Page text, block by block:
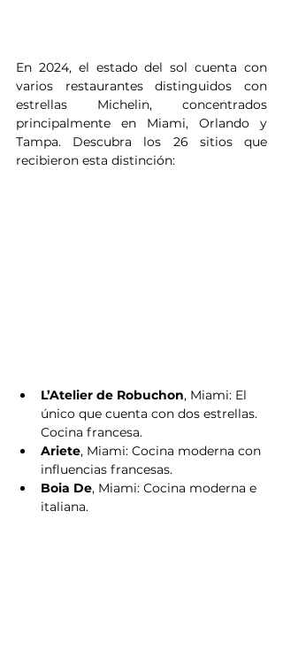
En 2024, el estado del sol cuenta con
varios restaurantes distinguidos con
estrellas Michelin, concentrados
principalmente en Miami, Orlando y
Tampa. Descubra los 26 sitios que
recibieron esta distinción:
L’Atelier de Robuchon, Miami: El
único que cuenta con dos estrellas.
Cocina francesa.
Ariete, Miami: Cocina moderna con
influencias francesas.
Boia De, Miami: Cocina moderna e
italiana.